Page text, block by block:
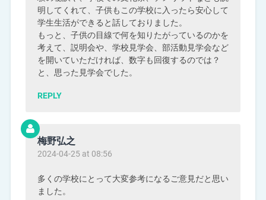
明してくれて、子供もこの学校に入ったら安心して
学生生活ができると話しておりました。
もっと、子供の目線で何を知りたがっているのかを
考えて、説明会や、学校見学会、部活動見学会など
を開いていただければ、数字も回復するのでは？
と、思った見学会でした。
REPLY
梅野弘之
2024-04-25 at 08:56
多くの学校にとって大変参考になるご意見だと思い
ました。